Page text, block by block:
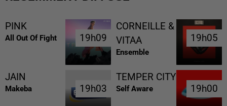
PINK
All Out Of Fight 19h09
19h09
CORNEILLE &
VITAA
Ensemble
19h05
19h05
JAIN
Makeba 19h03
19h03
TEMPER CITY
Self Aware 19h00
19h00